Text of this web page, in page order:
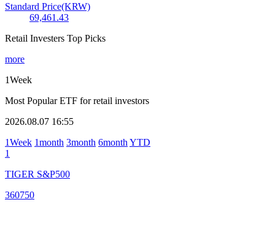
Standard Price(KRW)
69,461.43
Retail Investers Top Picks
more
1Week
Most Popular ETF for retail investors
2026.08.07 16:55
1Week 1month 3month 6month YTD
1
TIGER S&P500
360750